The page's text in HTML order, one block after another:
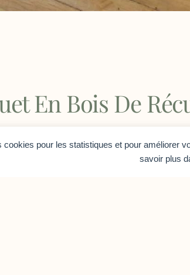
cookies pour les statistiques et pour améliorer
savoir plus
En Bois De